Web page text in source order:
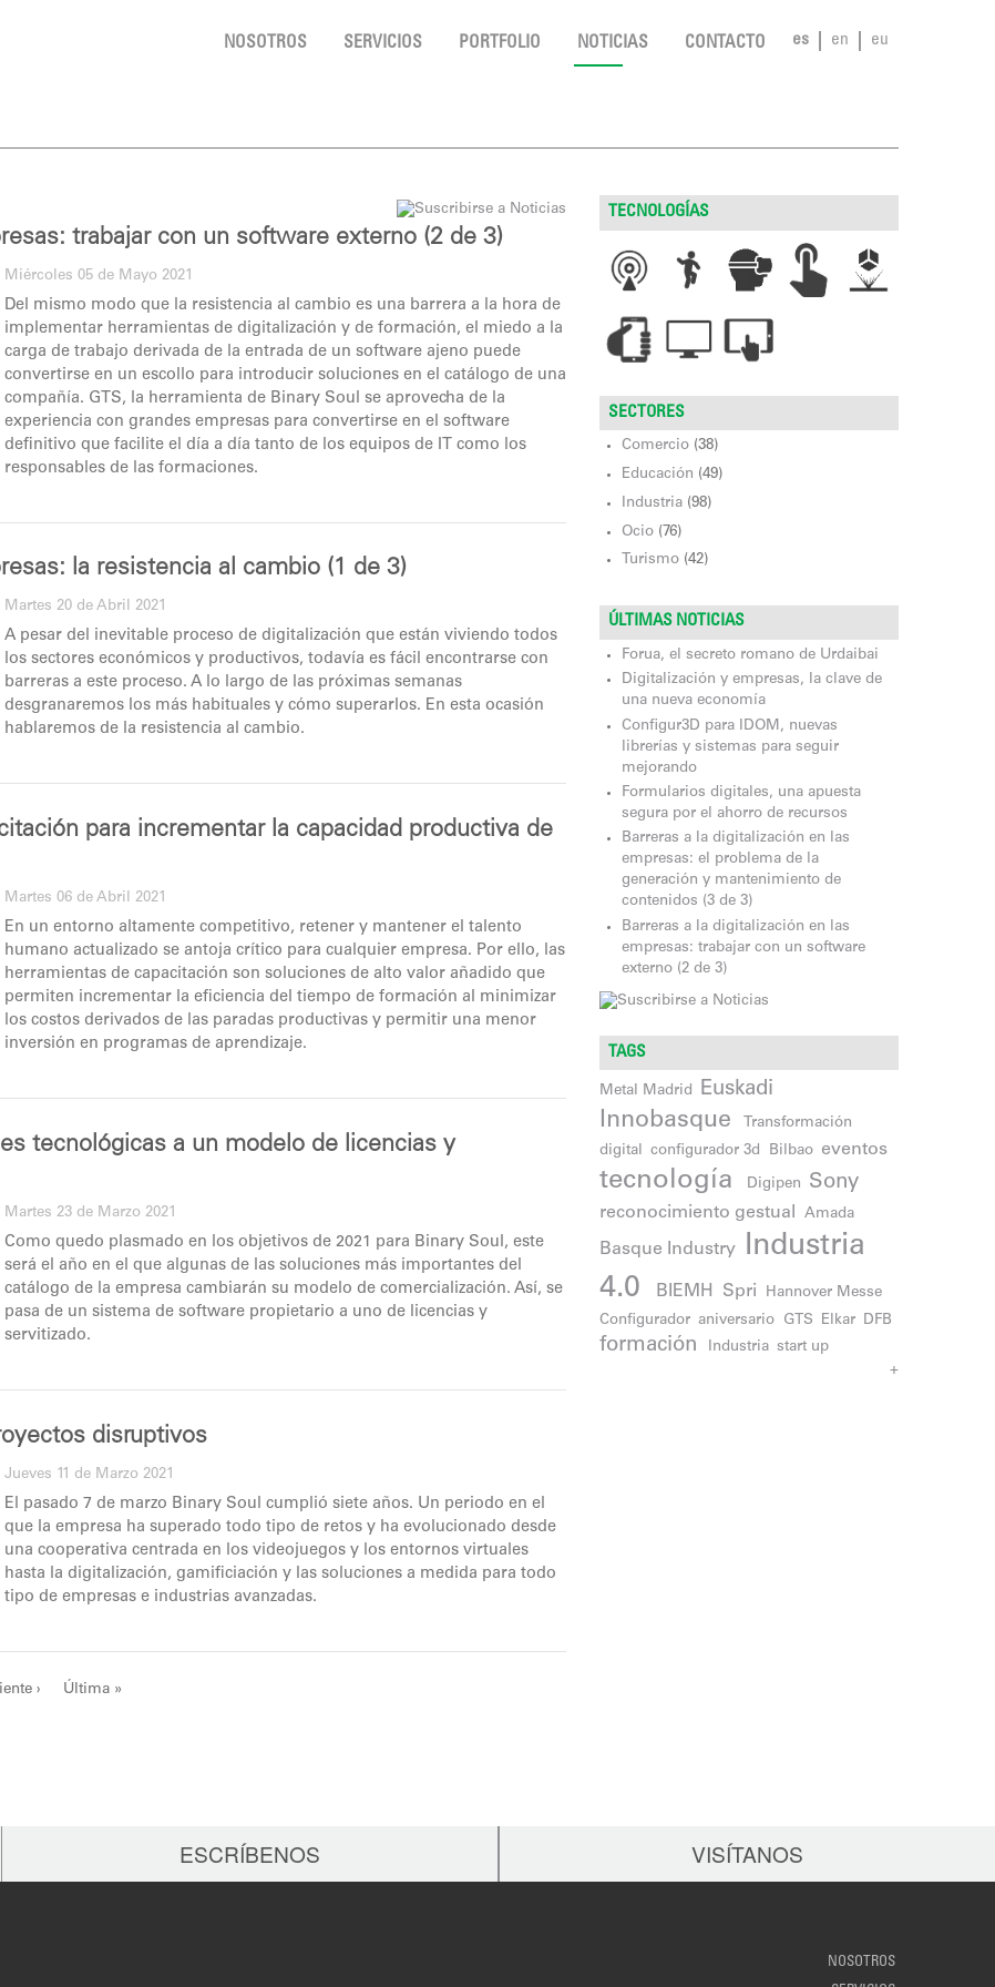
es en eu
NOSOTROS SERVICIOS PORTFOLIO NOTICIAS CONTACTO
trabajar con un software externo (2 de 3)
Miércoles 05 de Mayo 2021
Del mismo modo que la resistencia al cambio es una barrera a la hora de
implementar herramientas de digitalización y de formación, el miedo a la
carga de trabajo derivada de la entrada de un software ajeno puede
convertirse en un escollo para introducir soluciones en el catálogo de una
compañía. GTS, la herramienta de Binary Soul se aprovecha de la
experiencia con grandes empresas para convertirse en el software
definitivo que facilite el día a día tanto de los equipos de IT como los
responsables de las formaciones.
la resistencia al cambio (1 de 3)
Martes 20 de Abril 2021
A pesar del inevitable proceso de digitalización que están viviendo todos
los sectores económicos y productivos, todavía es fácil encontrarse con
barreras a este proceso. A lo largo de las próximas semanas
desgranaremos los más habituales y cómo superarlos. En esta ocasión
hablaremos de la resistencia al cambio.
para incrementar la capacidad productiva de
Martes 06 de Abril 2021
En un entorno altamente competitivo, retener y mantener el talento
humano actualizado se antoja crítico para cualquier empresa. Por ello, las
herramientas de capacitación son soluciones de alto valor añadido que
permiten incrementar la eficiencia del tiempo de formación al minimizar
los costos derivados de las paradas productivas y permitir una menor
inversión en programas de aprendizaje.
tecnológicas a un modelo de licencias y
Martes 23 de Marzo 2021
Como quedo plasmado en los objetivos de 2021 para Binary Soul, este
será el año en el que algunas de las soluciones más importantes del
catálogo de la empresa cambiarán su modelo de comercialización. Así, se
pasa de un sistema de software propietario a uno de licencias y
servitizado.
disruptivos
Jueves 11 de Marzo 2021
El pasado 7 de marzo Binary Soul cumplió siete años. Un periodo en el
que la empresa ha superado todo tipo de retos y ha evolucionado desde
una cooperativa centrada en los videojuegos y los entornos virtuales
hasta la digitalización, gamificiación y las soluciones a medida para todo
tipo de empresas e industrias avanzadas.
› Última »
TECNOLOGÍAS
SECTORES
Comercio (38)
Educación (49)
Industria (98)
Ocio (76)
Turismo (42)
ÚLTIMAS NOTICIAS
Forua, el secreto romano de Urdaibai
Digitalización y empresas, la clave de
una nueva economía
Configur3D para IDOM, nuevas
librerías y sistemas para seguir
mejorando
Formularios digitales, una apuesta
segura por el ahorro de recursos
Barreras a la digitalización en las
empresas: el problema de la
generación y mantenimiento de
contenidos (3 de 3)
Barreras a la digitalización en las
empresas: trabajar con un software
externo (2 de 3)
TAGS
Metal Madrid Euskadi
Innobasque
Transformación
digital configurador 3d Bilbao eventos
tecnología Digipen Sony
reconocimiento gestual Amada
Basque Industry
Industria
4.0
BIEMH Spri
Hannover Messe
Configurador aniversario GTS Elkar DFB
formación Industria start up
+
ESCRÍBENOS VISÍTANOS
NOSOTROS